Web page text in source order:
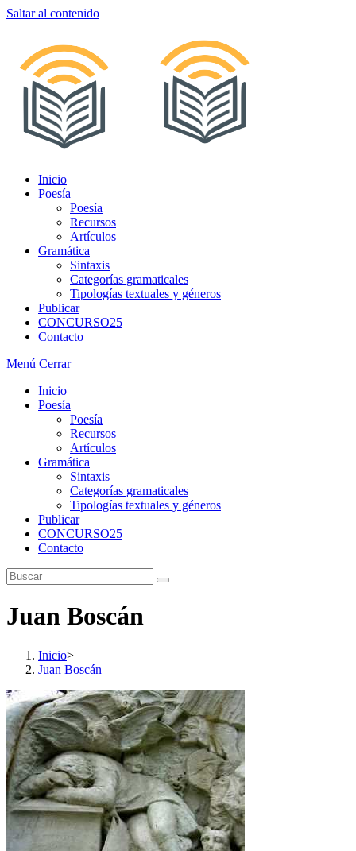
Saltar al contenido
Inicio
Poesía
Poesía
Recursos
Artículos
Gramática
Sintaxis
Categorías gramaticales
Tipologías textuales y géneros
Publicar
CONCURSO25
Contacto
Menú Cerrar
Inicio
Poesía
Poesía
Recursos
Artículos
Gramática
Sintaxis
Categorías gramaticales
Tipologías textuales y géneros
Publicar
CONCURSO25
Contacto
Juan Boscán
Inicio>
Juan Boscán